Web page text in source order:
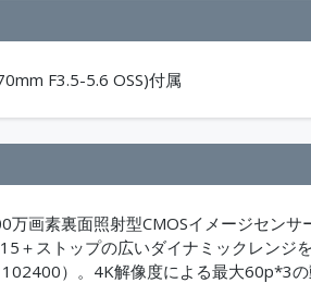
F3.5-5.6 OSS)付属
万画素裏面照射型CMOSイメージセン
＋ストップの広いダイナミックレン
）。4K解像度による最大60p*3